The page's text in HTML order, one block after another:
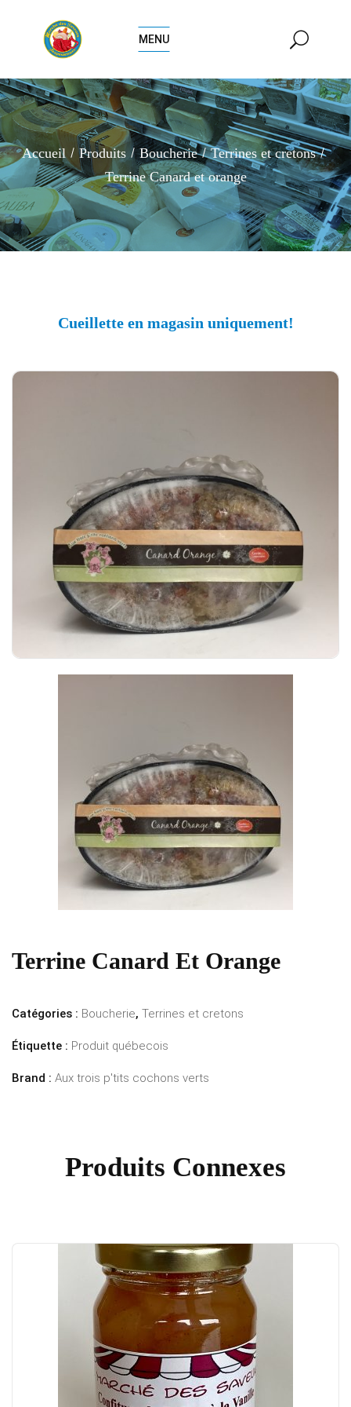
MENU
Accueil Produits Boucherie
Terrines et cretons
Terrine Canard et orange
Cueillette en magasin uniquement!
Terrine Canard Et Orange
Catégories : Boucherie, Terrines et cretons
Étiquette : Produit québecois
Brand : Aux trois p'tits cochons verts
Produits Connexes